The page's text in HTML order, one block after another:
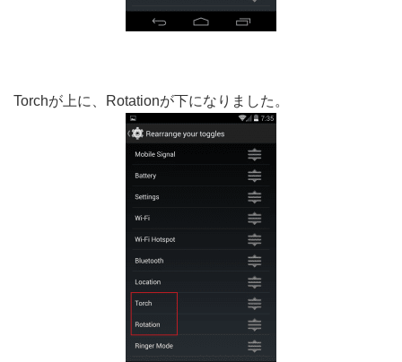
Torchが上に、Rotationが下になりました。